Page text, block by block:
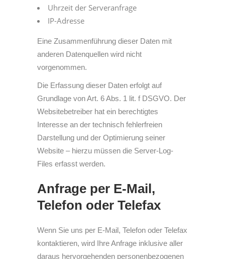
Uhrzeit der Serveranfrage
IP-Adresse
Eine Zusammenführung dieser Daten mit
anderen Datenquellen wird nicht
vorgenommen.
Die Erfassung dieser Daten erfolgt auf
Grundlage von Art. 6 Abs. 1 lit. f DSGVO. Der
Websitebetreiber hat ein berechtigtes
Interesse an der technisch fehlerfreien
Darstellung und der Optimierung seiner
Website – hierzu müssen die Server-Log-
Files erfasst werden.
Anfrage per E-Mail,
Telefon oder Telefax
Wenn Sie uns per E-Mail, Telefon oder Telefax
kontaktieren, wird Ihre Anfrage inklusive aller
daraus hervorgehenden personenbezogenen